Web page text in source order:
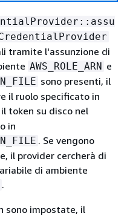
tramite l'assunzione di
AWS_ROLE_ARN e
sono presenti, il
il ruolo specificato in
token su disco nel
in
. Se vengono
il provider cercherà di
di ambiente
.
sono impostate, il